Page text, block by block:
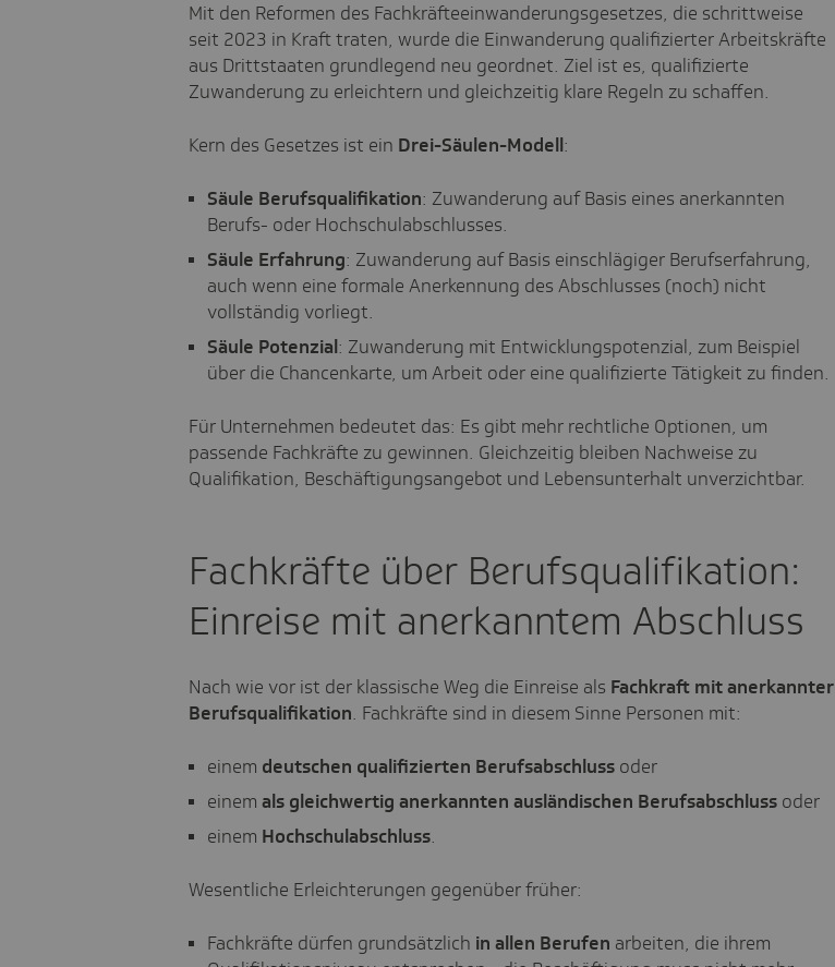
Mit den Reformen des Fachkräfteeinwanderungsgesetzes, die schrittweise
seit 2023 in Kraft traten, wurde die Einwanderung qualifizierter Arbeitskräfte
aus Drittstaaten grundlegend neu geordnet. Ziel ist es, qualifizierte
Zuwanderung zu erleichtern und gleichzeitig klare Regeln zu schaffen.
Kern des Gesetzes ist ein Drei-Säulen-Modell:
Säule Berufsqualifikation: Zuwanderung auf Basis eines anerkannten
Berufs- oder Hochschulabschlusses.
Säule Erfahrung: Zuwanderung auf Basis einschlägiger Berufserfahrung,
auch wenn eine formale Anerkennung des Abschlusses (noch) nicht
vollständig vorliegt.
Säule Potenzial: Zuwanderung mit Entwicklungspotenzial, zum Beispiel
über die Chancenkarte, um Arbeit oder eine qualifizierte Tätigkeit zu finden.
Für Unternehmen bedeutet das: Es gibt mehr rechtliche Optionen, um
passende Fachkräfte zu gewinnen. Gleichzeitig bleiben Nachweise zu
Qualifikation, Beschäftigungsangebot und Lebensunterhalt unverzichtbar.
Fachkräfte über Berufsqualifikation:
Einreise mit anerkanntem Abschluss
Nach wie vor ist der klassische Weg die Einreise als Fachkraft mit anerkannter
Berufsqualifikation. Fachkräfte sind in diesem Sinne Personen mit:
einem deutschen qualifizierten Berufsabschlussoder
einem als gleichwertig anerkannten ausländischen Berufsabschlussoder
einem Hochschulabschluss.
Wesentliche Erleichterungen gegenüber früher:
Fachkräfte dürfen grundsätzlich in allen Berufen arbeiten, die ihrem